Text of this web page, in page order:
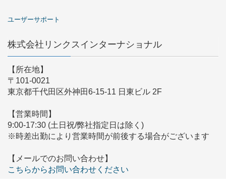
ユーザーサポート
株式会社リンクスインターナショナル
【所在地】
〒101-0021
東京都千代田区外神田6-15-11 日東ビル 2F
【営業時間】
9:00-17:30 (土日祝/弊社指定日は除く)
※時差出勤により営業時間が前後する場合がございます
【メールでのお問い合わせ】
こちらからお問い合わせください